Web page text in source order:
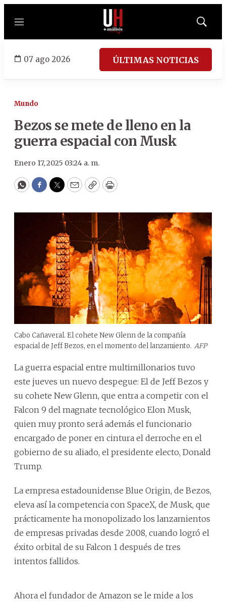
Menú
Mostrar
07 ago 2026 ÚLTIMAS NOTICIAS
Mundo
Bezos se mete de lleno en la
guerra espacial con Musk
Enero 17, 2025 03:24 a. m.
WhatsApp
Facebook
Twitter
EmailCopyPrint
Cabo Cañaveral. El cohete New Glenn de la compañía
espacial de Jeff Bezos, en el momento del lanzamiento. AFP
La guerra espacial entre multimillonarios tuvo
este jueves un nuevo despegue: El de Jeff Bezos y
su cohete New Glenn, que entra a competir con el
Falcon 9 del magnate tecnológico Elon Musk,
quien muy pronto será además el funcionario
encargado de poner en cintura el derroche en el
gobierno de su aliado, el presidente electo, Donald
Trump.
La empresa estadounidense Blue Origin, de Bezos,
eleva así la competencia con SpaceX, de Musk, que
prácticamente ha monopolizado los lanzamientos
de empresas privadas desde 2008, cuando logró el
éxito orbital de su Falcon 1 después de tres
intentos fallidos.
Ahora el fundador de Amazon se le mide a los